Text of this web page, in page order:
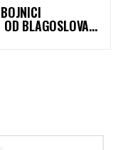
BLAGOSLOVA